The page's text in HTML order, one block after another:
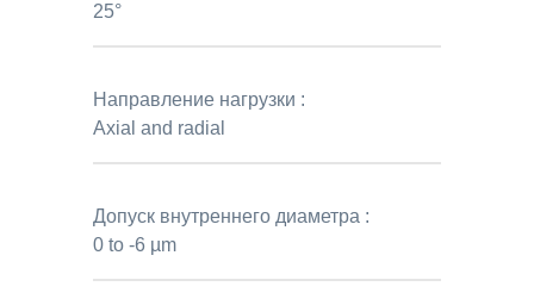
25°
Направление нагрузки :
Axial and radial
Допуск внутреннего диаметра :
0 to -6 µm